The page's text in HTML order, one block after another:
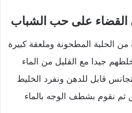
القضاء على حب الشباب
الحلبة المطحونة وملعقة كبيرة
جيدا مع القليل من الماء
قابل للدهن ونفرد الخليط
لمدة ١٠ دقائق ثم نقوم بشطف الوجه بالماء